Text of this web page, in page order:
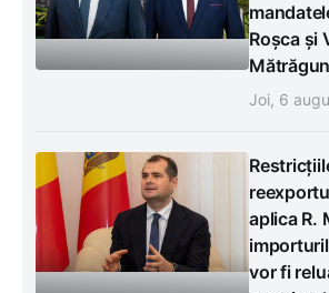
Roșca și
Joi, 6
aplica R.
vor fi